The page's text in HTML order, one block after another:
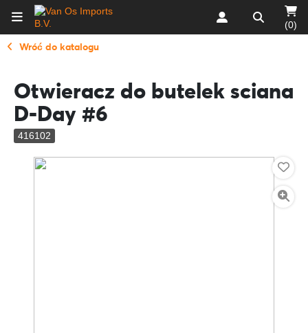
(0)
Wróć do katalogu
Otwieracz do butelek sciana
D-Day #6
416102